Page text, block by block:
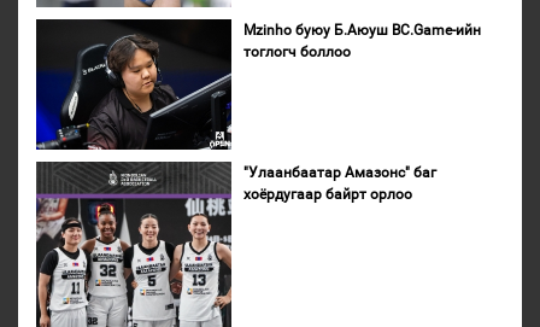
Mzinho буюу Б.Аюуш BC.Game-ийн
тоглогч боллоо
"Улаанбаатар Амазонс" баг
хоёрдугаар байрт орлоо